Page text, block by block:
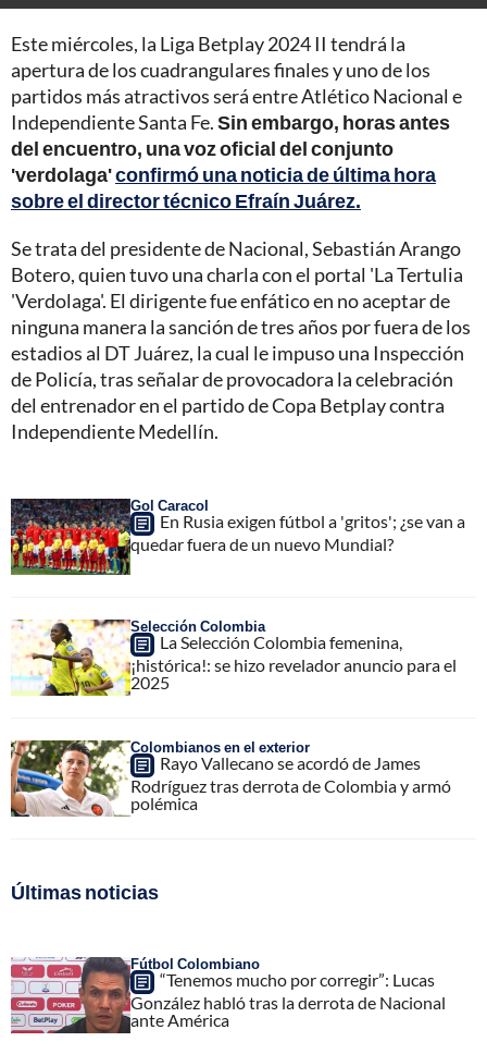
Este miércoles, la Liga Betplay 2024 II tendrá la
apertura de los cuadrangulares finales y uno de los
partidos más atractivos será entre Atlético Nacional e
Independiente Santa Fe.Sin embargo, horas antes
del encuentro, una voz oficial del conjunto
'verdolaga'confirmó una noticia de última hora
sobre el director técnico Efraín Juárez.
Se trata del presidente de Nacional, Sebastián Arango
Botero, quien tuvo una charla con el portal 'La Tertulia
'Verdolaga'. El dirigente fue enfático en no aceptar de
ninguna manera la sanción de tres años por fuera de los
estadios al DT Juárez, la cual le impuso una Inspección
de Policía, tras señalar de provocadora la celebración
del entrenador en el partido de Copa Betplay contra
Independiente Medellín.
Gol Caracol
En Rusia exigen fútbol a 'gritos'; ¿se van a
quedar fuera de un nuevo Mundial?
Selección Colombia
La Selección Colombia femenina,
¡histórica!: se hizo revelador anuncio para el
2025
Colombianos en el exterior
Rayo Vallecano se acordó de James
Rodríguez tras derrota de Colombia y armó
polémica
Últimas noticias
Fútbol Colombiano
“Tenemos mucho por corregir”: Lucas
González habló tras la derrota de Nacional
ante América